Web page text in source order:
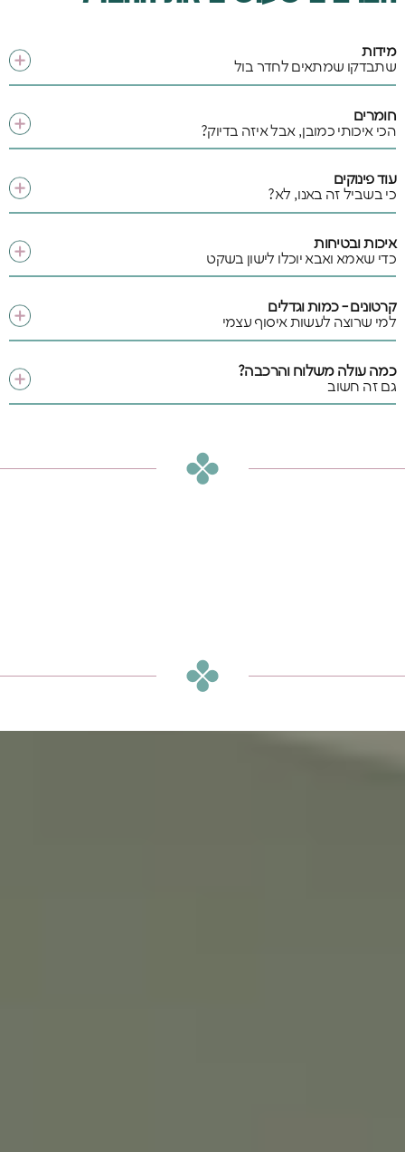
מידות
שתבדקו שמתאים לחדר בול
חומרים
הכי איכותי כמובן, אבל איזה בדיוק?
עוד פינוקים
כי בשביל זה באנו, לא?
איכות ובטיחות
כדי שאמא ואבא יוכלו לישון בשקט
קרטונים - כמות וגדלים
למי שרוצה לעשות איסוף עצמי
כמה עולה משלוח והרכבה?
גם זה חשוב